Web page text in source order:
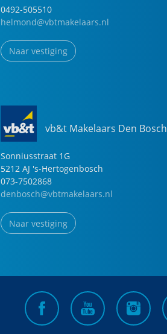
0492-505510
helmond@vbtmakelaars.nl
Naar vestiging
vb&t Makelaars Den Bosch
Sonniusstraat 1G
5212 AJ 's-Hertogenbosch
073-7502868
denbosch@vbtmakelaars.nl
Naar vestiging